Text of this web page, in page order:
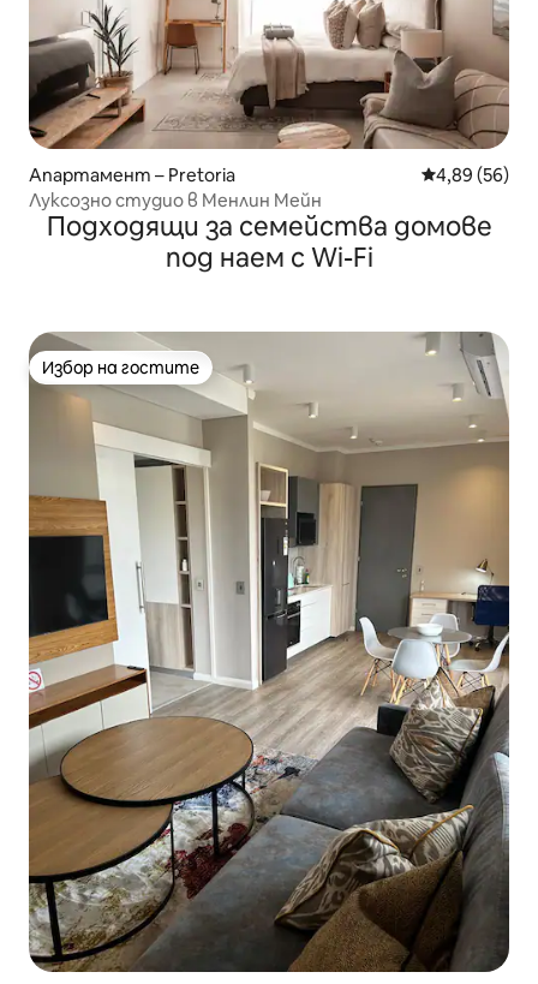
Апартамент – Pretoria Средна
4,89 (56)
Луксозно студио в Менлин Мейн
Подходящи за семейства домове
под наем с Wi-Fi
Избор на гостите
Избор на гостите